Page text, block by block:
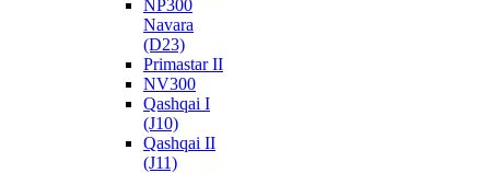
NP300
Navara
(D23)
Primastar II
NV300
Qashqai I
(J10)
Qashqai II
(J11)